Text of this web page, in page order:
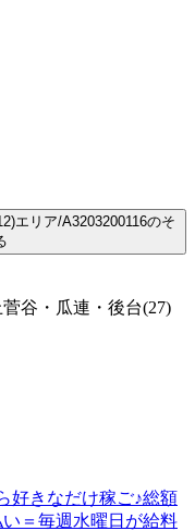
エリア/A3203200116のそ
谷・瓜連・後台(27)
好きなだけ稼ご♪総額
＝毎週水曜日が給料